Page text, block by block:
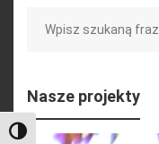
Toggle High Contrast
Nasze projekty